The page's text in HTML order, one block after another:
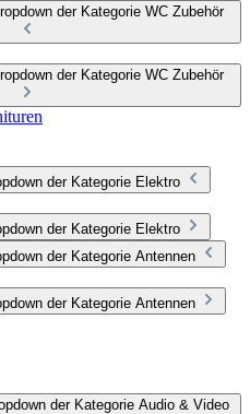
der Kategorie WC Zubehör
der Kategorie WC Zubehör
der Kategorie Elektro
der Kategorie Elektro
der Kategorie Antennen
der Kategorie Antennen
der Kategorie Audio & Video